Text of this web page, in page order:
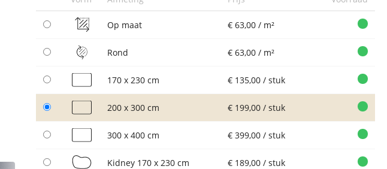
Op maat € 63,00 / m²
Rond € 63,00 / m²
170 x 230 cm € 135,00 / stuk
200 x 300 cm € 199,00 / stuk
300 x 400 cm € 399,00 / stuk
Kidney 170 x 230 cm € 189,00 / stuk